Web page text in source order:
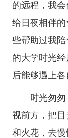
的远程，我
给日夜相伴
些帮助过我
的大学时光
后能够遇上各
时光匆
视前方，把
和火花，去